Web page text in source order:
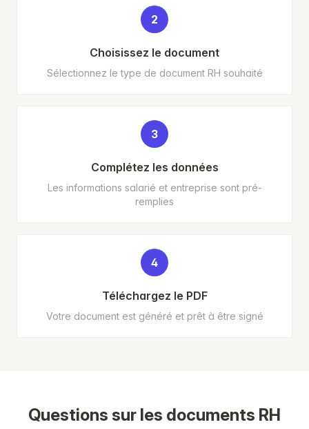
2
Choisissez le document
Sélectionnez le type de document RH souhaité
3
Complétez les données
Les informations salarié et entreprise sont pré-
remplies
4
Téléchargez le PDF
Votre document est généré et prêt à être signé
Questions sur les documents RH